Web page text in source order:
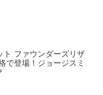
ト ファウンダーズリザ
で登場！ジョージスミ